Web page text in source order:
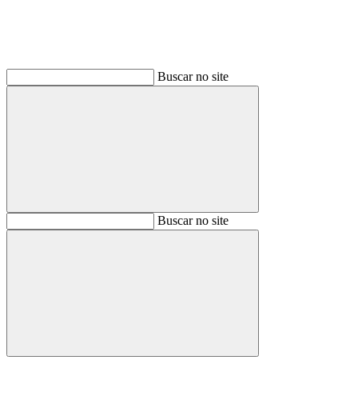
Buscar no site
BuscarBuscar no site
Buscar